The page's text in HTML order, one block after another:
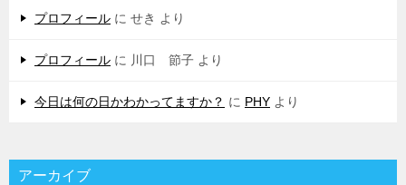
プロフィール に せき より
プロフィール に 川口 節子 より
今日は何の日かわかってますか？ に PHY より
アーカイブ